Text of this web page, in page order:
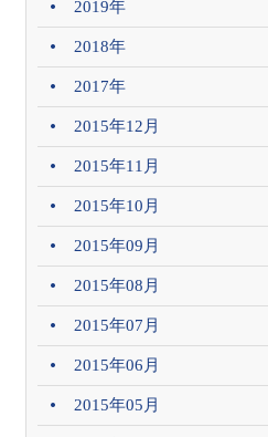
2019年
2018年
2017年
2015年12月
2015年11月
2015年10月
2015年09月
2015年08月
2015年07月
2015年06月
2015年05月